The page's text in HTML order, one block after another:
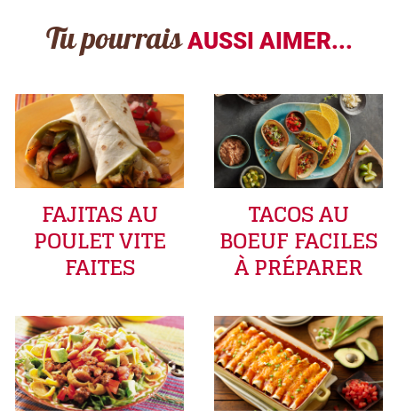
Tu pourrais AUSSI AIMER...
FAJITAS AU
POULET VITE
FAITES
TACOS AU
BOEUF FACILES
À PRÉPARER